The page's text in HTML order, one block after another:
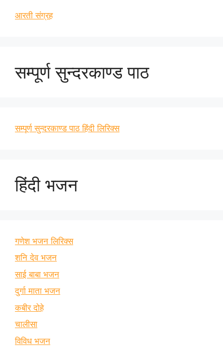
आरती संग्रह
सम्पूर्ण सुन्दरकाण्ड पाठ
सम्पूर्ण सुन्दरकाण्ड पाठ हिंदी लिरिक्स
हिंदी भजन
गणेश भजन लिरिक्स
शनि देव भजन
साई बाबा भजन
दुर्गा माता भजन
कबीर दोहे
चालीसा
विविध भजन